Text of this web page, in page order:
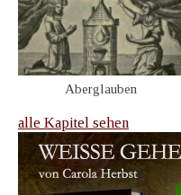
Aberglauben
alle Kapitel sehen